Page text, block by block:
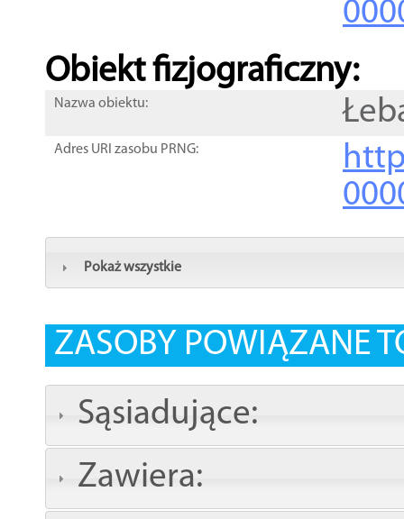
Obiekt fizjograficzny:
Nazwa obiektu:
Adres URI zasobu PRNG:
Pokaż wszystkie
ZASOBY POWIĄZANE
Sąsiadujące:
Zawiera: